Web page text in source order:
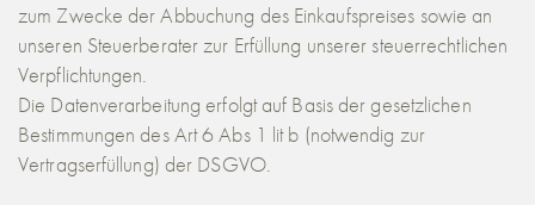
zum Zwecke der Abbuchung des Einkaufspreises sowie an
unseren Steuerberater zur Erfüllung unserer steuerrechtlichen
Verpflichtungen.
Die Datenverarbeitung erfolgt auf Basis der gesetzlichen
Bestimmungen des Art 6 Abs 1 lit b (notwendig zur
Vertragserfüllung) der DSGVO.